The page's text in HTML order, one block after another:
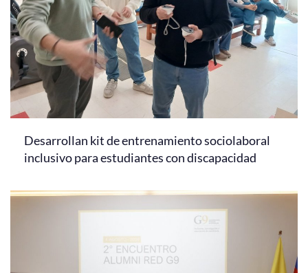
Desarrollan kit de entrenamiento sociolaboral
inclusivo para estudiantes con discapacidad